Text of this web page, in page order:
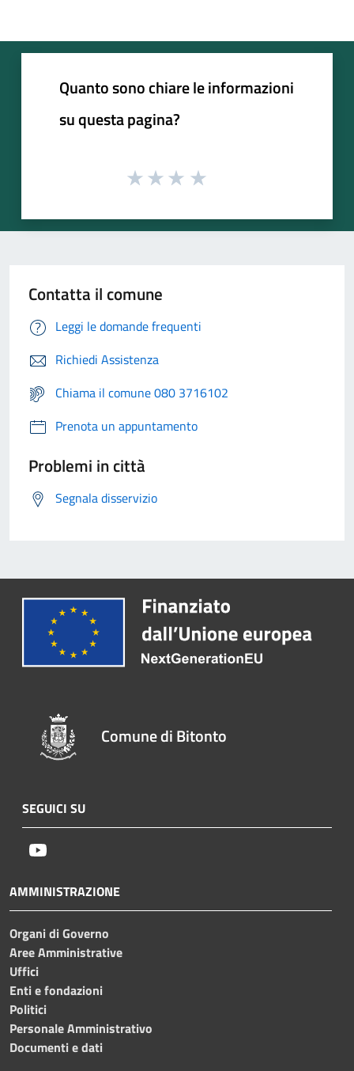
Quanto sono chiare le informazioni
su questa pagina?
Contatta il comune
Leggi le domande frequenti
Richiedi Assistenza
Chiama il comune 080 3716102
Prenota un appuntamento
Problemi in città
Segnala disservizio
Comune di Bitonto
SEGUICI SU
AMMINISTRAZIONE
Organi di Governo
Aree Amministrative
Uffici
Enti e fondazioni
Politici
Personale Amministrativo
Documenti e dati